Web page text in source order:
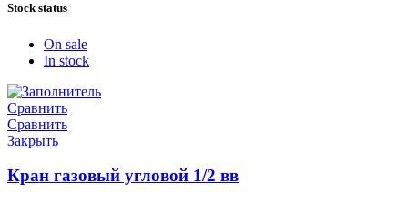
Stock status
On sale
In stock
Сравнить
Сравнить
Закрыть
Кран газовый угловой 1/2 вв